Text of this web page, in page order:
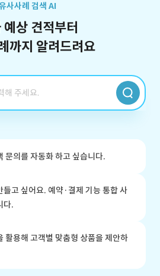
사사례 검색 AI
상 견적부터
까지 알려드려요
문의를 자동화 하고 싶습니다.
들고 싶어요. 예약·결제 기능 통합 사
다.
활용해 고객별 맞춤형 상품을 제안하